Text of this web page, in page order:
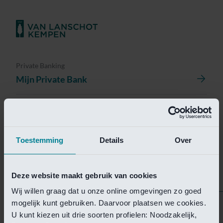
Toestemming Details Over
Deze website maakt gebruik van cookies
Wij willen graag dat u onze online omgevingen zo goed
mogelijk kunt gebruiken. Daarvoor plaatsen we cookies.
U kunt kiezen uit drie soorten profielen: Noodzakelijk,
Private Banking
Mijn Private Bank
Helaas is deze pagina